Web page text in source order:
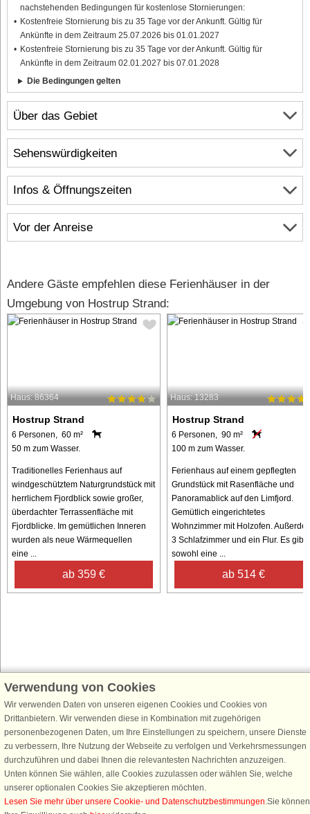
Über das Gebiet
Infos & Öffnungszeiten
Vor der Anreise
nachstehenden Bedingungen für kostenlose Stornierungen:
Kostenfreie Stornierung bis zu 35 Tage vor der Ankunft. Gültig für
Ankünfte in dem Zeitraum 25.07.2026 bis 01.01.2027
Kostenfreie Stornierung bis zu 35 Tage vor der Ankunft. Gültig für
Ankünfte in dem Zeitraum 02.01.2027 bis 07.01.2028
Die Bedingungen gelten
Sehenswürdigkeiten
Andere Gäste empfehlen diese Ferienhäuser in der
Umgebung von Hostrup Strand:
Haus: 86364
Hostrup Strand
6 Personen, 60 m²
50 m zum Wasser.
Traditionelles Ferienhaus auf
windgeschütztem Naturgrundstück mit
herrlichem Fjordblick sowie großer,
überdachter Terrassenfläche mit
Fjordblicke. Im gemütlichen Inneren
wurden als neue Wärmequellen
eine ...
ab 359 €
Haus: 13283
Hostrup Strand
6 Personen, 90 m²
100 m zum Wasser.
Ferienhaus auf einem gepflegten
Grundstück mit Rasenfläche und
Panoramablick auf den Limfjord.
Gemütlich eingerichtetes
Wohnzimmer mit Holzofen.
3 Schlafzimmer und ein Flur. Es gibt
sowohl eine ...
ab 514 €
Schließen Sie sich 100.000 Ferienhaus-Fans an
Erhalten Sie einenWillkommensgutschein von 25 € für Ihren nächsten
Ferienhausurlaub - melden Sie sich einfach für den DanCenter Newsletter
an. Verpassen Sie nie wieder exklusive Angebote, Gewinnspiele und
Urlaubstipps!
Verwendung von Cookies
Wir verwenden Daten von unseren eigenen Cookies und Cookies von
Drittanbietern. Wir verwenden diese in Kombination mit zugehörigen
personenbezogenen Daten, um Ihre Einstellungen zu speichern, unsere Dienste
zu verbessern, Ihre Nutzung der Webseite zu verfolgen und Verkehrsmessungen
durchzuführen und dabei Ihnen die relevantesten Nachrichten anzuzeigen.
Unten können Sie wählen, alle Cookies zuzulassen oder wählen Sie, welche
unserer optionalen Cookies Sie akzeptieren möchten.
Lesen Sie mehr über unsere Cookie- und Datenschutzbestimmungen.Sie können